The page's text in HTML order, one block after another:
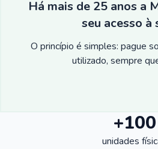
Há mais de 25 anos a
seu acesso à
O princípio é simples: pague
utilizado, sempre
+100
unidades